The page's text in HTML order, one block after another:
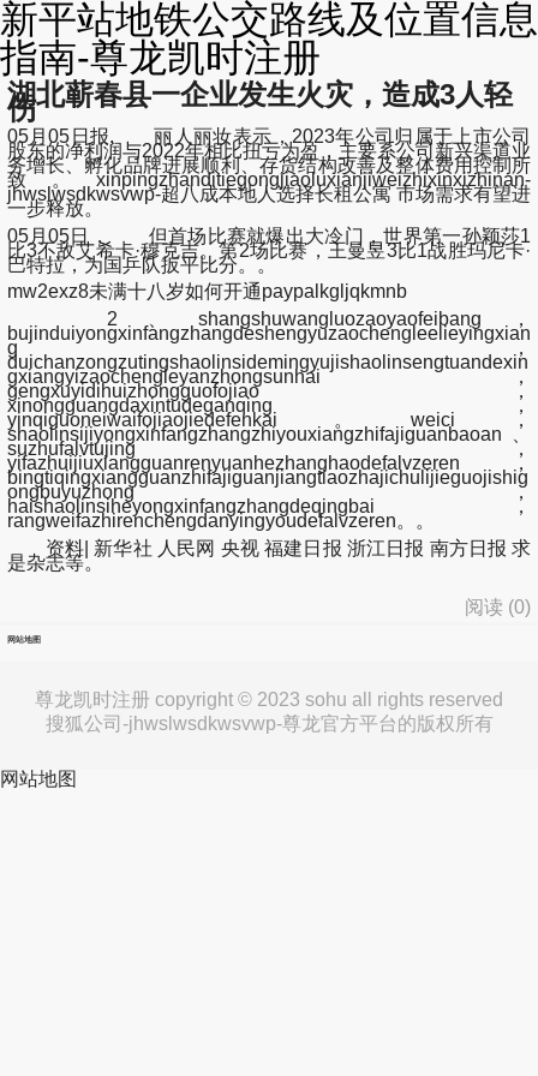
新平站地铁公交路线及位置信息
指南-尊龙凯时注册
湖北蕲春县一企业发生火灾，造成3人轻
伤
05月05日报, 丽人丽妆表示，2023年公司归属于上市公司
股东的净利润与2022年相比扭亏为盈，主要系公司新兴渠道业
务增长、孵化品牌进展顺利、存货结构改善及整体费用控制所
致。xinpingzhanditiegongjiaoluxianjiweizhixinxizhinan-
jhwslwsdkwsvwp-超八成本地人选择长租公寓 市场需求有望进
一步释放。
05月05日， 但首场比赛就爆出大冷门，世界第一孙颖莎1
比3不敌艾希卡·穆克吉。第2场比赛，王曼昱3比1战胜玛尼卡·
巴特拉，为国乒队扳平比分。。
mw2exz8未满十八岁如何开通paypalkgljqkmnb
2、shangshuwangluozaoyaofeibang，
bujinduiyongxinfangzhangdeshengyuzaochengleelieyingxian
g，
duichanzongzutingshaolinsidemingyujishaolinsengtuandexin
gxiangyizaochengleyanzhongsunhai，
gengxuyidihuizhongguofojiao，
xinongguangdaxintudeganqing，
yinqiguoneiwaifojiaojiedefenkai。weici，
shaolinsijiyongxinfangzhangzhiyouxiangzhifajiguanbaoan、
suzhufalvtujing，
yifazhuijiuxiangguanrenyuanhezhanghaodefalvzeren，
bingtiqingxiangguanzhifajiguanjiangtiaozhajichulijieguojishig
ongbuyuzhong，
haishaolinsiheyongxinfangzhangdeqingbai，
rangweifazhirenchengdanyingyoudefalvzeren。。
资料| 新华社 人民网 央视 福建日报 浙江日报 南方日报 求
是杂志等。
阅读 (0)
网站地图
尊龙凯时注册 copyright © 2023 sohu all rights reserved
搜狐公司-jhwslwsdkwsvwp-尊龙官方平台的版权所有
网站地图